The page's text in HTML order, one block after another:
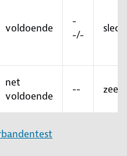
voldoende
-
-/-
net
voldoende
-- zeer